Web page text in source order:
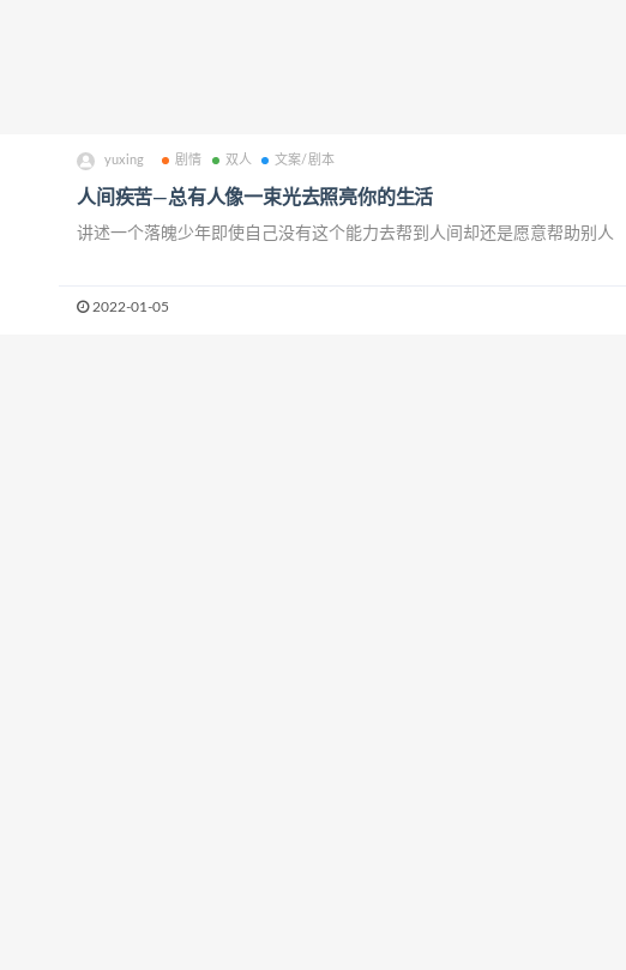
yuxing 剧情 双人 文案/剧本
人间疾苦—总有人像一束光去照亮你的生活
讲述一个落魄少年即使自己没有这个能力去帮到人间却还是愿意帮助别人
2022-01-05